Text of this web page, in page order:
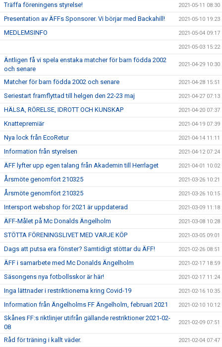
Träffa föreningens styrelse! 2021-05-11 08:30
Presentation av ÄFFs Sponsorer. Vi börjar med Backahill! 2021-05-10 19:23
MEDLEMSINFO 2021-05-04 09:17
2021-05-03 15:22
Äntligen få vi spela enstaka matcher för barn födda 2002
och senare
2021-04-29 10:30
Matcher för barn födda 2002 och senare 2021-04-28 15:51
Seriestart framflyttad till helgen den 22-23 maj 2021-04-27 07:13
HÄLSA, RÖRELSE, IDROTT OCH KUNSKAP 2021-04-20 07:37
Knattepremiär 2021-04-19 07:39
Nya lock från EcoRetur 2021-04-14 11:11
Information från styrelsen 2021-04-12 07:24
ÄFF lyfter upp egen talang från Akademin till Herrlaget 2021-04-01 10:02
Årsmöte genomfört 210325 2021-03-26 10:21
Årsmöte genomfört 210325 2021-03-26 10:15
Intersport webshop för 2021 är uppdaterad 2021-03-09 11:18
ÄFF-Målet på Mc Donalds Ängelholm 2021-03-08 10:28
STÖTTA FÖRENINGSLIVET MED VARJE KÖP 2021-03-05 09:01
Dags att putsa era fönster? Samtidigt stöttar du ÄFF! 2021-02-26 08:51
ÄFF i samarbete med Mc Donalds Ängelholm 2021-02-17 18:59
Säsongens nya fotbollsskor är här! 2021-02-17 11:24
Inga lättnader i restriktionerna kring Covid-19 2021-02-16 10:35
Information från Ängelholms FF Ängelholm, februari 2021 2021-02-10 10:12
Skånes FF:s riktlinjer utifrån gällande restriktioner 2021-02-
08
2021-02-09 07:51
Råd för träning i kallt väder. 2021-02-04 07:47